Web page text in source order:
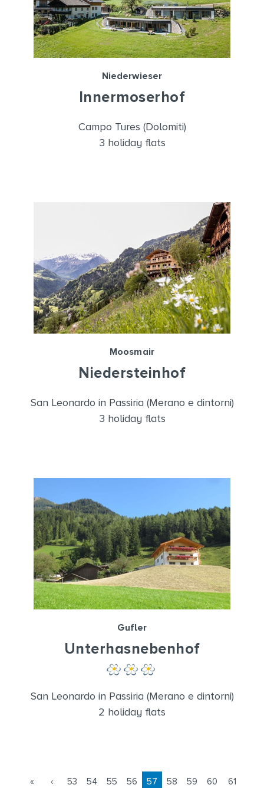
Niederwieser
Innermoserhof
Campo Tures (Dolomiti)
3 holiday flats
Moosmair
Niedersteinhof
San Leonardo in Passiria (Merano e dintorni)
3 holiday flats
Gufler
Unterhasnebenhof
San Leonardo in Passiria (Merano e dintorni)
2 holiday flats
« ‹ 53 54 55 56 57 58 59 60
61